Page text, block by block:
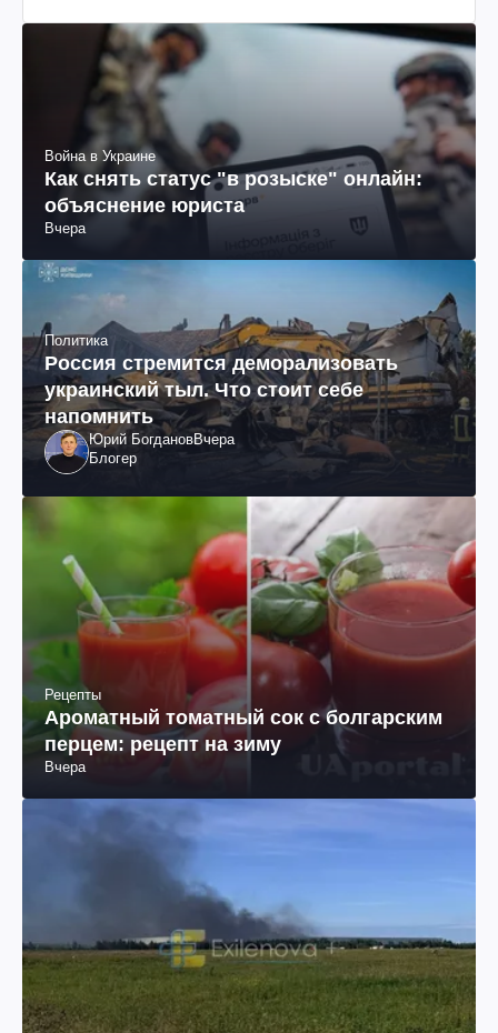
Война в Украине
Как снять статус "в розыске" онлайн:
объяснение юриста
Вчера
Политика
Россия стремится деморализовать
украинский тыл. Что стоит себе
напомнить
Юрий БогдановВчера
Блогер
Рецепты
Ароматный томатный сок с болгарским
перцем: рецепт на зиму
Вчера